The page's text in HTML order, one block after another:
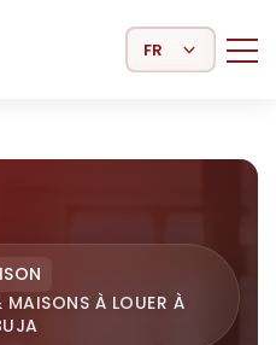
Select Language
MAISONS À LOUER À